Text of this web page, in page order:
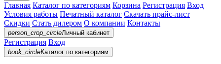
Главная Каталог по категориям Корзина Регистрация Вход
Условия работы Печатный каталог Скачать прайс-лист
Скидки Стать дилером О компании Контакты
person_crop_circleЛичный кабинет
Регистрация Вход
book_circleКаталог по категориям